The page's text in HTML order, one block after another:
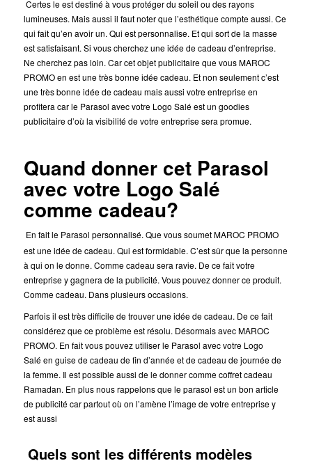
Certes le est destiné à vous protéger du soleil ou des rayons
lumineuses. Mais aussi il faut noter que l’esthétique compte aussi. Ce
qui fait qu’en avoir un. Qui est personnalise. Et qui sort de la masse
est satisfaisant. Si vous cherchez une idée de cadeau d’entreprise.
Ne cherchez pas loin. Car cet objet publicitaireque vous MAROC
PROMO en est une très bonne idée cadeau. Et non seulement c’est
une très bonne idée de cadeau mais aussi votre entreprise en
profitera car le Parasol avec votre Logo Salé est un goodies
publicitaire d’où la visibilité de votre entreprise sera promue.
Quand donner cet Parasol
avec votre Logo Salé
comme cadeau?
En fait le Parasol personnalisé. Que vous soumet MAROC PROMO
est une idée de cadeau. Qui est formidable. C’est sûr que la personne
à qui on le donne. Comme cadeau sera ravie. De ce fait votre
entreprise y gagnera de la publicité. Vous pouvez donner ce produit.
Comme cadeau. Dans plusieurs occasions.
Parfois il est très difficile de trouver une idée de cadeau. De ce fait
considérez que ce problème est résolu. Désormais avec MAROC
PROMO. En fait vous pouvez utiliser le Parasol avec votre Logo
Salé en guise de cadeau de fin d’année et de cadeau de journée de
la femme. Il est possible aussi de le donner comme coffret cadeau
Ramadan. En plus nous rappelons que le parasol est un bon article
de publicité car partout où on l’amène l’image de votre entreprise y
est aussi
Quels sont les différents modèles